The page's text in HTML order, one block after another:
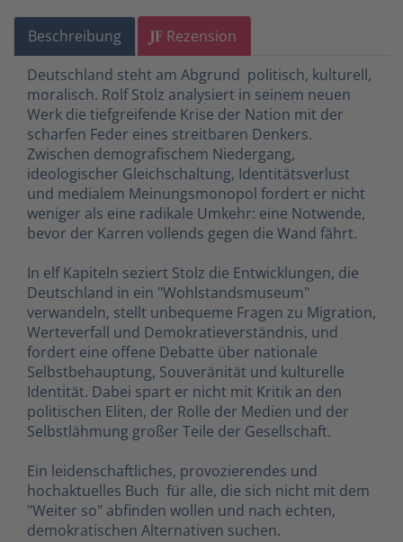
Beschreibung
Rezension
Deutschland steht am Abgrund  politisch, kulturell,
moralisch. Rolf Stolz analysiert in seinem neuen
Werk die tiefgreifende Krise der Nation mit der
scharfen Feder eines streitbaren Denkers.
Zwischen demografischem Niedergang,
ideologischer Gleichschaltung, Identitätsverlust
und medialem Meinungsmonopol fordert er nicht
weniger als eine radikale Umkehr: eine Notwende,
bevor der Karren vollends gegen die Wand fährt.
In elf Kapiteln seziert Stolz die Entwicklungen, die
Deutschland in ein "Wohlstandsmuseum"
verwandeln, stellt unbequeme Fragen zu Migration,
Werteverfall und Demokratieverständnis, und
fordert eine offene Debatte über nationale
Selbstbehauptung, Souveränität und kulturelle
Identität. Dabei spart er nicht mit Kritik an den
politischen Eliten, der Rolle der Medien und der
Selbstlähmung großer Teile der Gesellschaft.
Ein leidenschaftliches, provozierendes und
hochaktuelles Buch  für alle, die sich nicht mit dem
"Weiter so" abfinden wollen und nach echten,
demokratischen Alternativen suchen.